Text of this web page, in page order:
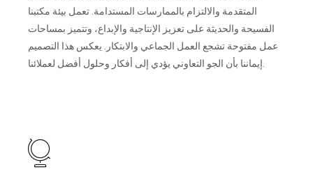
المتقدمة والالتزام بالممارسات المستدامة. تعمل بيئة مكتبنا
الفسيحة والحديثة على تعزيز الإنتاجية والإبداع، وتتميز بمساحات
عمل مفتوحة تشجع العمل الجماعي والابتكار. يعكس هذا التصميم